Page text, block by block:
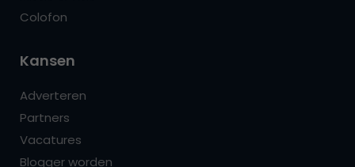
Colofon
Kansen
Adverteren
Partners
Vacatures
Blogger worden